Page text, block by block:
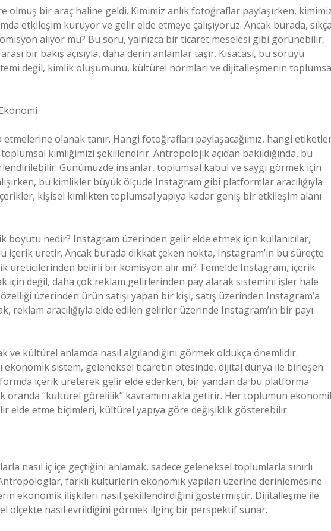
olmuş bir araç haline geldi. Kimimiz anlık fotoğraflar paylaşırken,
etkileşim kuruyor ve gelir elde etmeye çalışıyoruz. Ancak burada,
alıyor mu? Bu soru, yalnızca bir ticaret meselesi gibi görünebilir,
bir bakış açısıyla, daha derin anlamlar taşır. Kısacası, bu soruyu
değil, kimlik oluşumunu, kültürel normları ve dijitalleşmenin
olanak tanır. Hangi fotoğrafları paylaşacağımız, hangi
toplumsal kimliğimizi şekillendirir. Antropolojik açıdan bakıldığında, bu
Günümüzde insanlar, toplumsal kabul ve saygı görmek için
bu kimlikler büyük ölçüde Instagram gibi platformlar aracılığıyla
kişisel kimlikten toplumsal yapıya kadar geniş bir etkileşim alanı
nedir? Instagram üzerinden gelir elde etmek için kullanıcılar,
içerik üretir. Ancak burada dikkat çeken nokta, Instagram’ın bu süreçte
üreticilerinden belirli bir komisyon alır mı? Temelde Instagram, içerik
için değil, daha çok reklam gelirlerinden pay alarak sistemini işler hale
üzerinden ürün satışı yapan bir kişi, satış üzerinden Instagram’a
reklam aracılığıyla elde edilen gelirler üzerinde Instagram’ın bir payı
ve kültürel anlamda nasıl algılandığını görmek oldukça önemlidir.
ekonomik sistem, geleneksel ticaretin ötesinde, dijital dünya ile birleşen
içerik üreterek gelir elde ederken, bir yandan da bu platforma
oranda “kültürel görelilik” kavramını akla getirir. Her toplumun
elde etme biçimleri, kültürel yapıya göre değişiklik gösterebilir.
nasıl iç içe geçtiğini anlamak, sadece geleneksel toplumlarla sınırlı
farklı kültürlerin ekonomik yapıları üzerine derinlemesine
ekonomik ilişkileri nasıl şekillendirdiğini göstermiştir. Dijitalleşme ile
ölçekte nasıl evrildiğini görmek ilginç bir perspektif sunar.